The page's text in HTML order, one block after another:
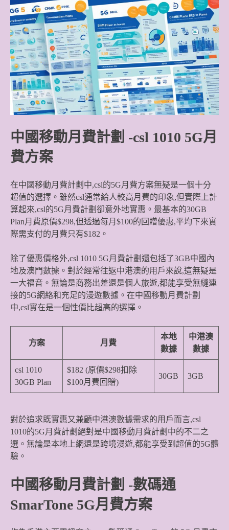
中國移動月費計劃 -csl 1010 5G月
費方案
在中國移動月費計劃中,csl的5G月費方案無疑是一個十分
超值的選擇。雖然csl通常給人較高月費的印象,但實際上計
算起來,csl的5G月費計劃卻意外地實惠。最基本的30GB
Plan月費原價$298,但透過每月$100的回贈優惠,平均下來實
際需支付的月費只有$182。
除了優惠價格外,csl 1010 5G月費計劃還包括了3GB中國內
地及澳門數據。對於經常往返中港澳的用戶來說,這無疑是
一大福音。無論是商務出差還是個人旅遊,都能享受無縫連
接的5G網絡和充足的漫遊數據。在中國移動月費計劃
中,csl實在是一個性價比超高的選擇。
方案 月費
本地
數據
中港澳
數據
csl 1010
30GB Plan
$182 (原價$298扣除
$100月費回贈)
30GB 3GB
對於追求既實惠又兼顧中港澳數據需求的用戶而言,csl
1010的5G月費計劃絕對是中國移動月費計劃中的不二之
選。無論是本地上網還是跨境漫遊,都能享受到超值的5G體
驗。
中國移動月費計劃 -數碼通
SmarTone 5G月費方案